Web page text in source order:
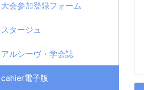
大会参加登録フォーム
スタージュ
アルシーヴ・学会誌
cahier電子版